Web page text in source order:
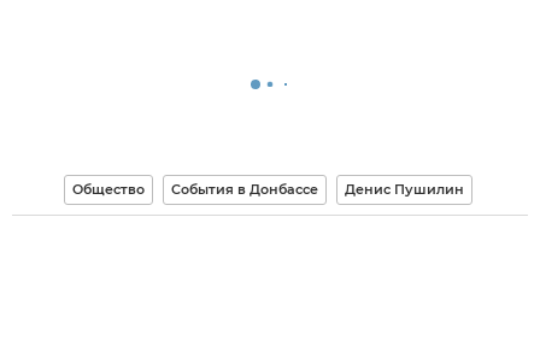
Общество События в Донбассе Денис Пушилин